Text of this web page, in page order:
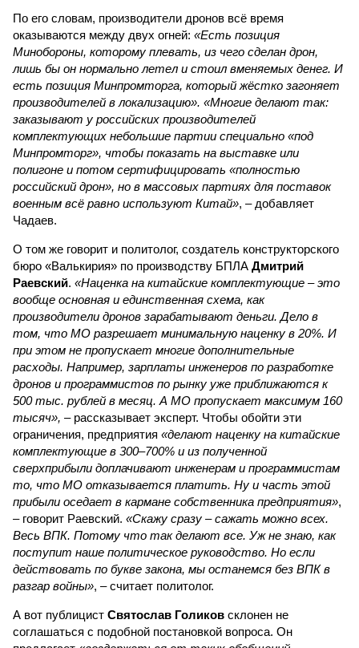
По его словам, производители дронов всё время
оказываются между двух огней: «Есть позиция
Минобороны, которому плевать, из чего сделан дрон,
лишь бы он нормально летел и стоил вменяемых денег. И
есть позиция Минпромторга, который жёстко загоняет
производителей в локализацию». «Многие делают так:
заказывают у российских производителей
комплектующих небольшие партии специально «под
Минпромторг», чтобы показать на выставке или
полигоне и потом сертифицировать «полностью
российский дрон», но в массовых партиях для поставок
военным всё равно используют Китай», – добавляет
Чадаев.
О том же говорит и политолог, создатель конструкторского
бюро «Валькирия» по производству БПЛА Дмитрий
Раевский. «Наценка на китайские комплектующие – это
вообще основная и единственная схема, как
производители дронов зарабатывают деньги. Дело в
том, что МО разрешает минимальную наценку в 20%. И
при этом не пропускает многие дополнительные
расходы. Например, зарплаты инженеров по разработке
дронов и программистов по рынку уже приближаются к
500 тыс. рублей в месяц. А МО пропускает максимум 160
тысяч», – рассказывает эксперт. Чтобы обойти эти
ограничения, предприятия «делают наценку на китайские
комплектующие в 300–700% и из полученной
сверхприбыли доплачивают инженерам и программистам
то, что МО отказывается платить. Ну и часть этой
прибыли оседает в кармане собственника предприятия»,
– говорит Раевский. «Скажу сразу – сажать можно всех.
Весь ВПК. Потому что так делают все. Уж не знаю, как
поступит наше политическое руководство. Но если
действовать по букве закона, мы останемся без ВПК в
разгар войны», – считает политолог.
А вот публицист Святослав Голиков склонен не
соглашаться с подобной постановкой вопроса. Он